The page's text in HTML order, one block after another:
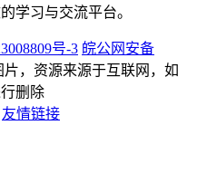
学习与交流平台。
号-3 皖公网安备
片，资源来源于互联网，如
删除
友情链接